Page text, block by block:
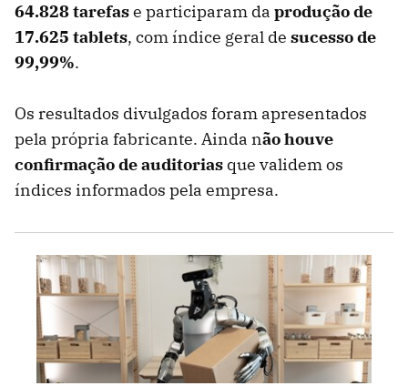
64.828 tarefase participaram da produção de
17.625 tablets, com índice geral de sucesso de
99,99%.
Os resultados divulgados foram apresentados
pela própria fabricante. Ainda não houve
confirmação de auditorias que validem os
índices informados pela empresa.